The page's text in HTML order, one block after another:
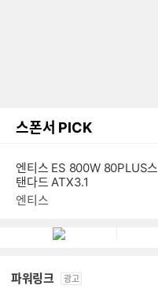
스폰서 PICK
엔티스 ES 800W 80PLUS스
탠다드 ATX3.1
엔티스
파워링크 광고